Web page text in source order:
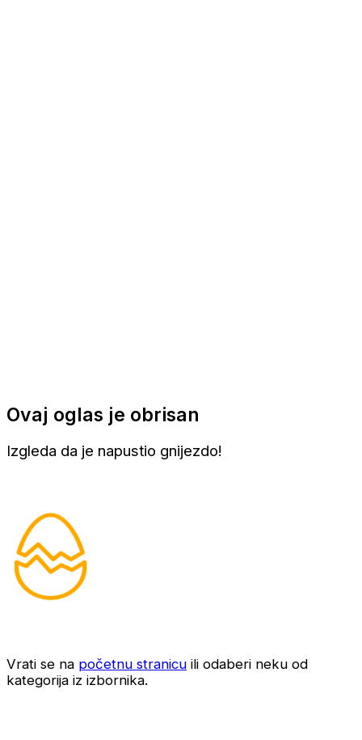
Ovaj oglas je obrisan
Izgleda da je napustio gnijezdo!
Vrati se na početnu stranicu ili odaberi neku od
kategorija iz izbornika.